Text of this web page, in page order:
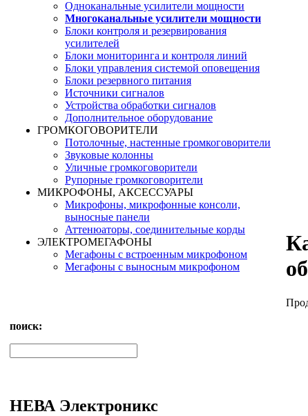
Одноканальные усилители мощности
Многоканальные усилители мощности
Блоки контроля и резервирования
усилителей
Блоки мониторинга и контроля линий
Блоки управления системой оповещения
Блоки резервного питания
Источники сигналов
Устройства обработки сигналов
Дополнительное оборудование
ГРОМКОГОВОРИТЕЛИ
Потолочные, настенные громкоговорители
Звуковые колонны
Уличные громкоговорители
Рупорные громкоговорители
МИКРОФОНЫ, АКСЕССУАРЫ
Микрофоны, микрофонные консоли,
выносные панели
Аттенюаторы, соединительные корды
ЭЛЕКТРОМЕГАФОНЫ
Мегафоны с встроенным микрофоном
Мегафоны с выносным микрофоном
поиск:
НЕВА Электроникс